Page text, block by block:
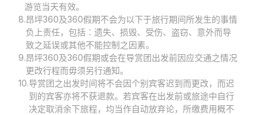
游览当天有效。
8.昂坪360及360假期不会为以下于旅行期间所发生的事情
负上责任，包括︰遗失、损毁、受伤、盗窃、意外而导
致之延误或其他不能控制之因素。
9.昂坪360及360假期或会在导赏团出发前因应交通之情况
更改行程而毋须另行通知。
10.导赏团之出发时间将不会因个别宾客迟到而更改，而迟
到的宾客亦将不获退款。若宾客在出发前或旅途中自行
决定取消余下旅程，均当作自动放弃论，所缴费用概不